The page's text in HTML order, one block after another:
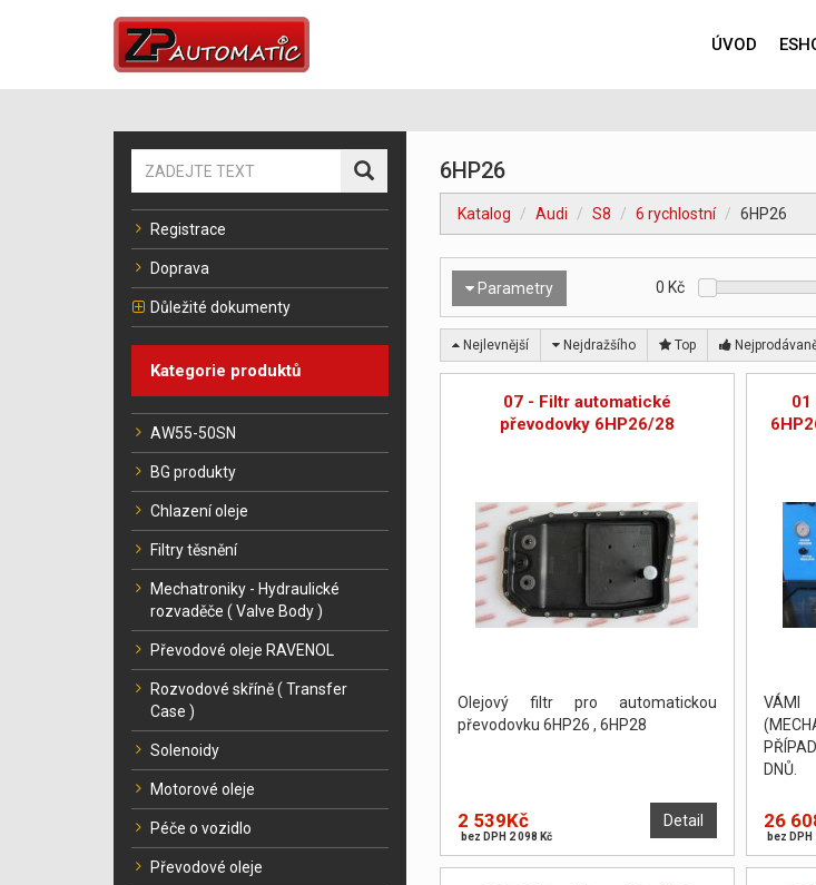
ÚVOD
Registrace
Doprava
Důležité dokumenty
Kategorie produktů
AW55-50SN
BG produkty
Chlazení oleje
Filtry těsnění
Mechatroniky - Hydraulické
rozvaděče ( Valve Body )
Převodové oleje RAVENOL
Rozvodové skříně ( Transfer
Case )
Solenoidy
Motorové oleje
Péče o vozidlo
Převodové oleje
6HP26
Katalog Audi S8 6 rychlostní 6HP26
Parametry 0 Kč
Nejlevnější Nejdražšího Top
07 - Filtr automatické
převodovky 6HP26/28
Olejový filtr pro automatickou
převodovku 6HP26 , 6HP28
Detail
2 539Kč
bez DPH 2 098 Kč
01
DNŮ.
26
bez DPH